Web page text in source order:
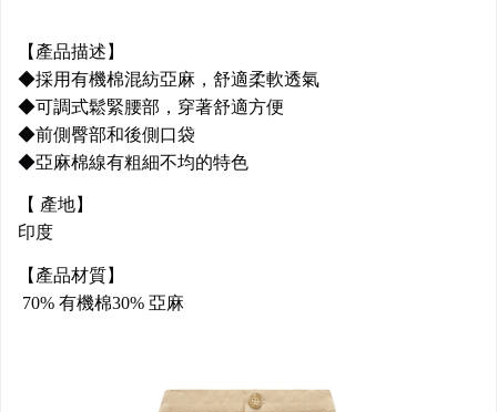
【產品描述】
◆採用有機棉混紡亞麻，舒適柔軟透氣
◆可調式鬆緊腰部，穿著舒適方便
◆前側臀部和後側口袋
◆亞麻棉線有粗細不均的特色
【 產地】
印度
【產品材質】
70% 有機棉30% 亞麻